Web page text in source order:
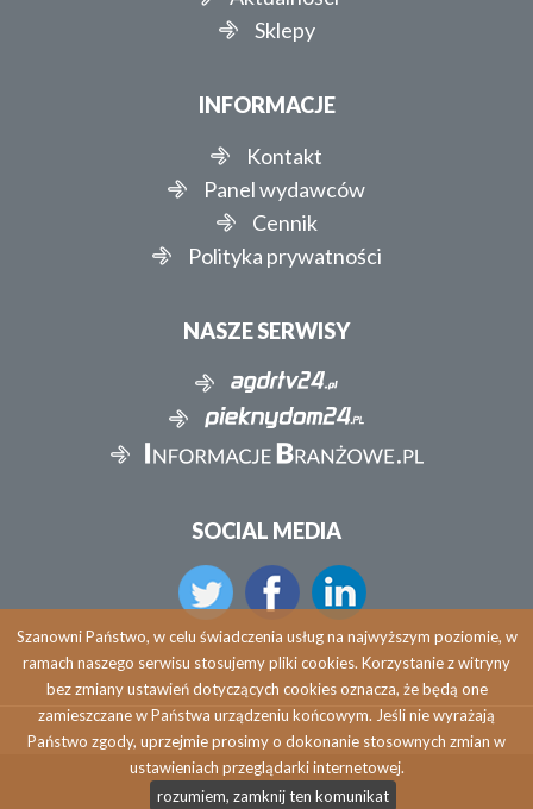
Sklepy
INFORMACJE
Kontakt
Panel wydawców
Cennik
Polityka prywatności
NASZE SERWISY
SOCIAL MEDIA
Copyright © 2026 agdrtv24.pl
Szanowni Państwo, w celu świadczenia usług na najwyższym poziomie, w
ramach naszego serwisu stosujemy pliki cookies. Korzystanie z witryny
bez zmiany ustawień dotyczących cookies oznacza, że będą one
zamieszczane w Państwa urządzeniu końcowym. Jeśli nie wyrażają
Państwo zgody, uprzejmie prosimy o dokonanie stosownych zmian w
ustawieniach przeglądarki internetowej.
rozumiem, zamknij ten komunikat